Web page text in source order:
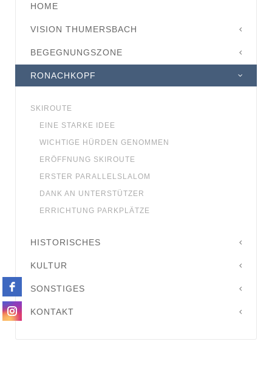
HOME
VISION THUMERSBACH
BEGEGNUNGSZONE
RONACHKOPF
SKIROUTE
EINE STARKE IDEE
WICHTIGE HÜRDEN GENOMMEN
ERÖFFNUNG SKIROUTE
ERSTER PARALLELSLALOM
DANK AN UNTERSTÜTZER
ERRICHTUNG PARKPLÄTZE
HISTORISCHES
KULTUR
SONSTIGES
KONTAKT